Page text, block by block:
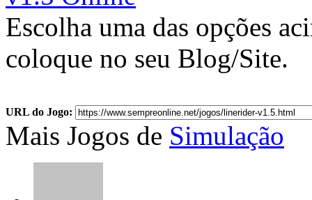
Escolha uma das opções
coloque no seu Blog/Site.
URL do Jogo:
Mais Jogos de Simulação